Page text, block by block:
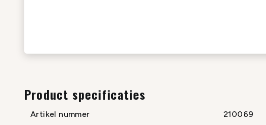
Product specificaties
Artikel nummer 210069